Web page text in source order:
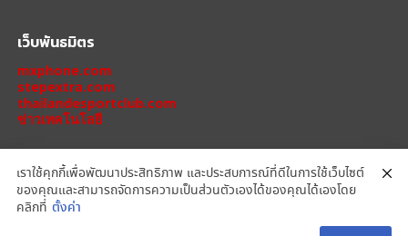
เว็บพันธมิตร
mxphone.com
stepextra.com
thailandesportclub.com
ข่าวเทคโนโลยี
IPHONE 14 PRO
เราใช้คุกกี้เพื่อพัฒนาประสิทธิภาพ และประสบการณ์ที่ดีในการใช้เว็บไซต์
ของคุณและสามารถจัดการความเป็นส่วนตัวเองได้ของคุณได้เองโดย
คลิกที่ ตั้งค่า